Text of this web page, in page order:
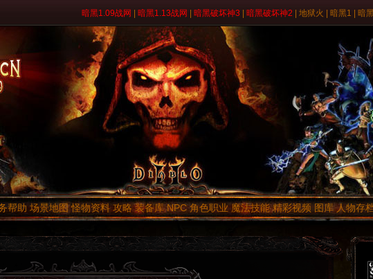
暗黑1.09战网 暗黑1.13战网 暗黑破坏神3 暗黑破坏神2 地狱火 暗黑1 暗
帮助 场景地图 怪物资料 攻略 装备库 NPC 角色职业 魔法技能 精彩视频 图库 人物存